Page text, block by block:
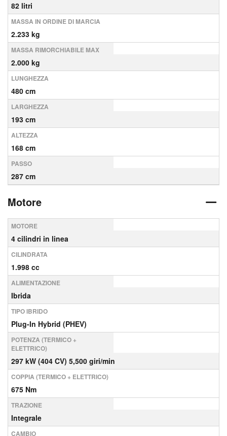
82 litri
MASSA IN ORDINE DI MARCIA
2.233 kg
MASSA RIMORCHIABILE MAX
2.000 kg
LUNGHEZZA
480 cm
LARGHEZZA
193 cm
ALTEZZA
168 cm
PASSO
287 cm
Motore
MOTORE
4 cilindri in linea
CILINDRATA
1.998 cc
ALIMENTAZIONE
Ibrida
TIPO IBRIDO
Plug-In Hybrid (PHEV)
POTENZA (TERMICO +
ELETTRICO)
297 kW (404 CV) 5,500 giri/min
COPPIA (TERMICO + ELETTRICO)
675 Nm
TRAZIONE
Integrale
CAMBIO